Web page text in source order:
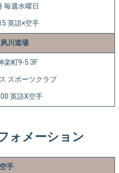
毎週水曜日
英語×空手
川道場
楽町9-5 3F
スポーツクラブ
英語X空手
ォメーション
空手